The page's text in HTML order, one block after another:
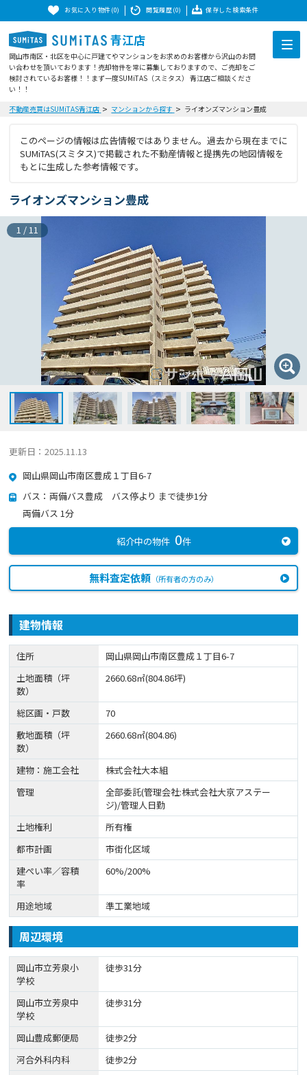
お気に入り物件(0) 閲覧履歴(0) 保存した検索条件
青江店
岡山市南区・北区を中心に戸建てやマンションをお求めのお客様から沢山のお問
い合わせを頂いております！売却物件を常に募集しておりますので、ご売却をご
検討されているお客様！！まず一度SUMiTAS（スミタス） 青江店ご相談くださ
い！！
不動産売買はSUMiTAS青江店
マンションから探す ライオンズマンション豊成
このページの情報は広告情報ではありません。過去から現在までに
SUMiTAS(スミタス)で掲載された不動産情報と提携先の地図情報を
もとに生成した参考情報です。
ライオンズマンション豊成
1 / 11
更新日：2025.11.13
岡山県岡山市南区豊成１丁目6-7
バス：両備バス豊成 バス停より まで徒歩1分
両備バス 1分
紹介中の物件 0件
無料査定依頼（所有者の方のみ）
建物情報
住所
岡山県岡山市南区豊成１丁目6-7
土地面積（坪
数）
2660.68㎡(804.86坪)
総区画・戸数
70
敷地面積（坪
数）
2660.68㎡(804.86)
建物：施工会社
株式会社大本組
管理
全部委託(管理会社:株式会社大京アステー
ジ)/管理人日勤
土地権利
所有権
都市計画
市街化区域
建ぺい率／容積
率
60%/200%
用途地域 準工業地域
周辺環境
岡山市立芳泉小
学校
徒歩31分
岡山市立芳泉中
学校
徒歩31分
岡山豊成郵便局
徒歩2分
河合外科内科
徒歩2分